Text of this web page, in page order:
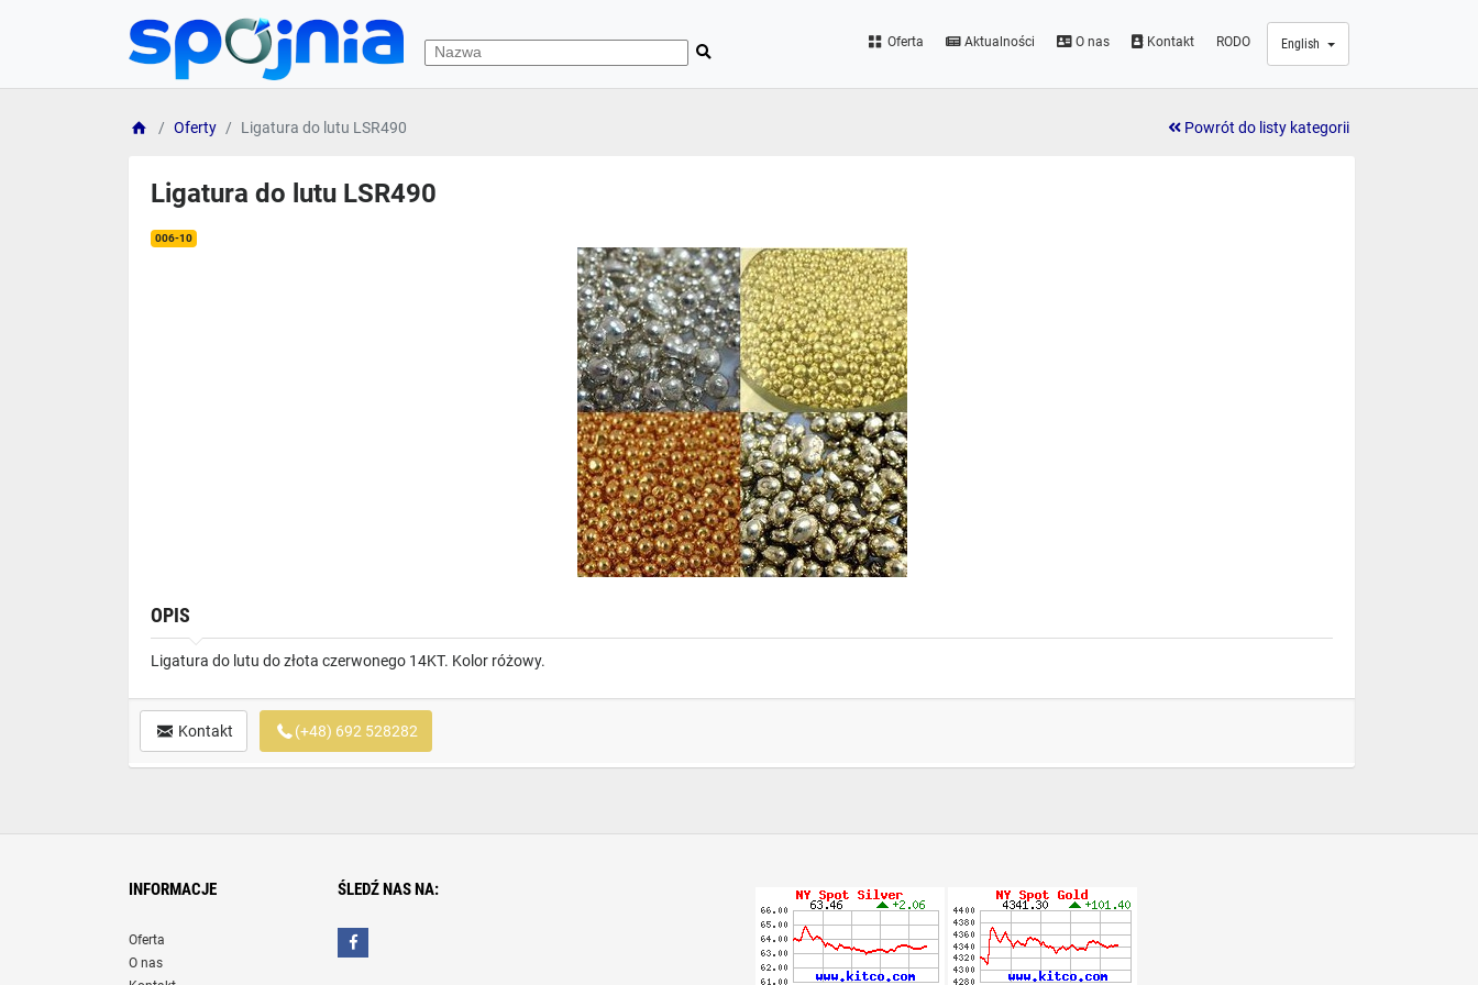
Oferta Aktualności O nas Kontakt RODO English
Oferty Ligatura do lutu LSR490 Powrót do listy kategorii
Ligatura do lutu LSR490
006-10
OPIS
Ligatura do lutu do złota czerwonego 14KT. Kolor różowy.
Kontakt (+48) 692 528282
INFORMACJE
Oferta
O nas
ŚLEDŹ NAS NA: